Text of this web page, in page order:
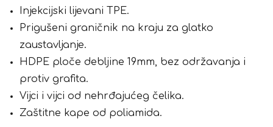
Injekcijski lijevani TPE.
Prigušeni graničnik na kraju za glatko
zaustavljanje.
HDPE ploče debljine 19mm, bez održavanja i
protiv grafita.
Vijci i vijci od nehrđajućeg čelika.
Zaštitne kape od poliamida.